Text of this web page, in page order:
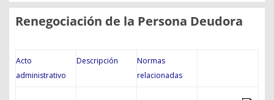
Renegociación de la Persona Deudora
Acto
administrativo
Descripción
Normas
relacionadas